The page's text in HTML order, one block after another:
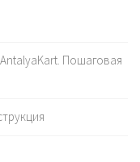
Пошаговая